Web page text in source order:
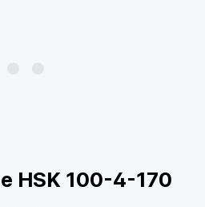
HSK 100-4-170